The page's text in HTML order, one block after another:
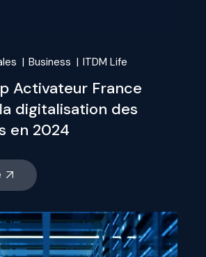
Business ITDM Life
Activateur France
digitalisation des
en 2024